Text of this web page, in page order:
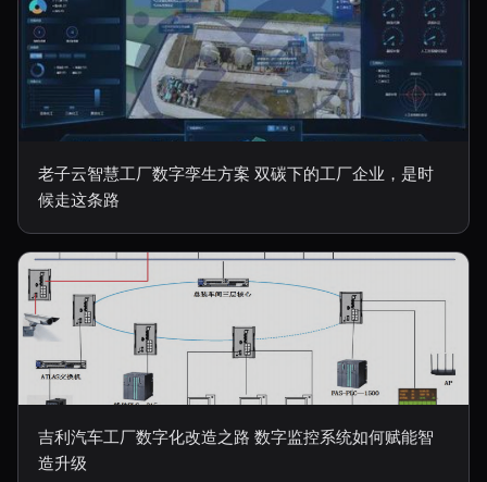
老子云智慧工厂数字孪生方案 双碳下的工厂企业，是时
候走这条路
吉利汽车工厂数字化改造之路 数字监控系统如何赋能智
造升级